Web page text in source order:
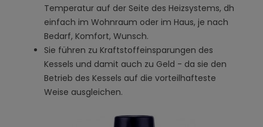
Temperatur auf der Seite des Heizsystems, dh
einfach im Wohnraum oder im Haus, je nach
Bedarf, Komfort, Wunsch.
Sie führen zu Kraftstoffeinsparungen des
Kessels und damit auch zu Geld - da sie den
Betrieb des Kessels auf die vorteilhafteste
Weise ausgleichen.